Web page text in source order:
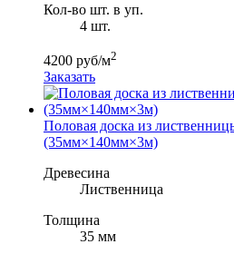
Кол-во шт. в уп.
4 шт.
4200 руб/м2
Заказать
Половая доска из
(35мм×140мм×3м)
Древесина
Лиственница
Толщина
35 мм